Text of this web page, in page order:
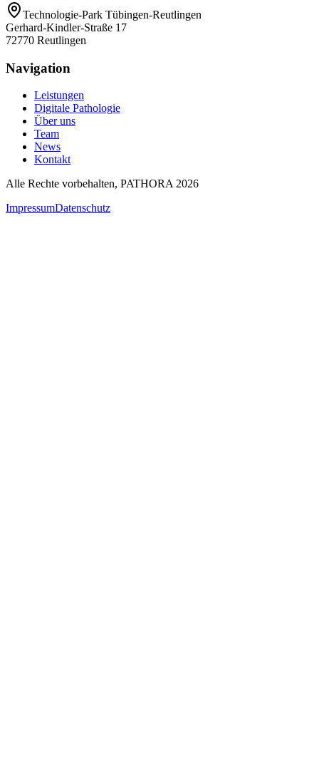
Technologie-Park Tübingen-Reutlingen
Gerhard-Kindler-Straße 17
72770 Reutlingen
Navigation
Leistungen
Digitale Pathologie
Über uns
Team
News
Kontakt
Alle Rechte vorbehalten, PATHORA2026
ImpressumDatenschutz